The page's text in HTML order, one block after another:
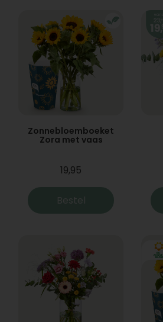
Zonnebloemboeket
Zora met vaas
19,95
Bestel